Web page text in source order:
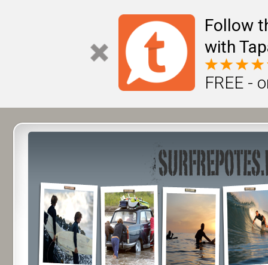
Follow
with
FREE -